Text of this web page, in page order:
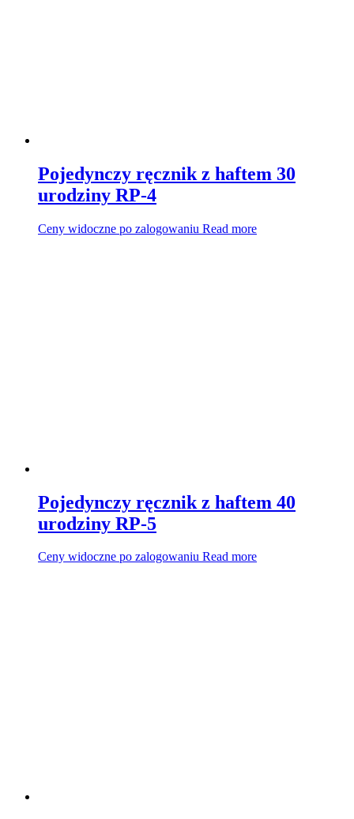
Pojedynczy ręcznik z haftem 30
urodziny RP-4
Ceny widoczne po zalogowaniu Read more
Pojedynczy ręcznik z haftem 40
urodziny RP-5
Ceny widoczne po zalogowaniu Read more